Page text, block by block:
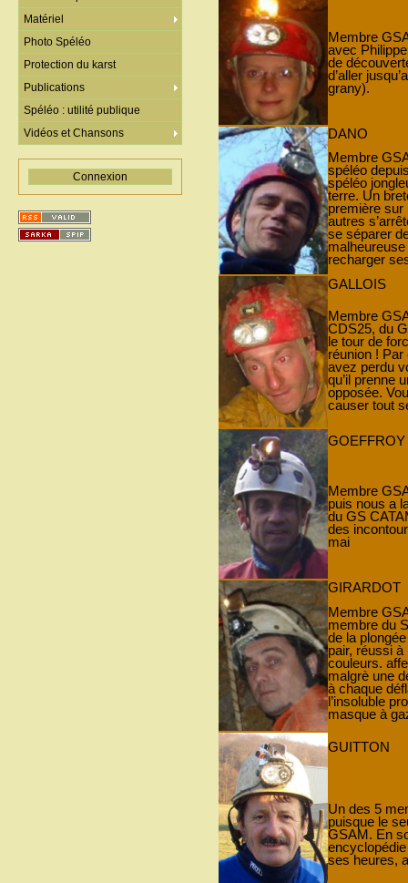
Membre
avec
de
d’aller
grany).
DANO
Membre
spéléo
spéléo
terre. Un
première sur
autres
se séparer
recharger
GALLOIS
Membre
CDS25, du
le tour de
réunion !
avez perdu
qu’il prenne
opposée.
causer tout
GOEFFROY
Membre
puis nous a
du GS
des
mai
GIRARDOT
Membre
membre du
de la
pair, réussi
couleurs.
malgrè une
à chaque
l’insoluble
masque à
GUITTON
Un des 5
puisque le
GSAM. En
ses heures,
Matériel
Photo Spéléo
Protection du karst
Publications
Spéléo : utilité publique
Vidéos et Chansons
Connexion